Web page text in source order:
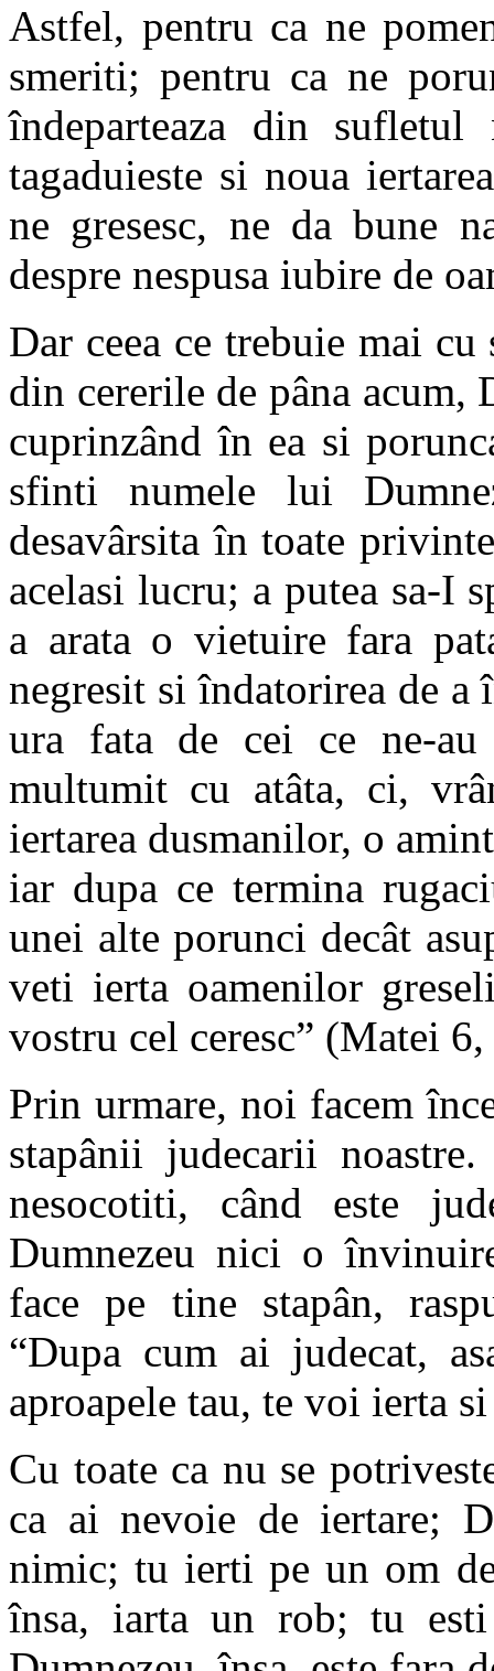
Astfel, pentru ca ne
smeriti; pentru ca ne
îndeparteaza din
tagaduieste si noua
ne gresesc, ne da bune
despre nespusa iubire de
Dar ceea ce trebuie mai cu
din cererile de pâna
cuprinzând în ea si
sfinti numele lui
desavârsita în toate
acelasi lucru; a putea sa-I
a arata o vietuire fara
negresit si îndatorirea de
ura fata de cei ce ne-
multumit cu atâta, ci,
iertarea dusmanilor, o
iar dupa ce termina
unei alte porunci decât
veti ierta oamenilor
vostru cel ceresc” (Matei
Prin urmare, noi facem
stapânii judecarii
nesocotiti, când este
Dumnezeu nici o
face pe tine stapân,
“Dupa cum ai judecat,
aproapele tau, te voi ierta
Cu toate ca nu se
ca ai nevoie de iertare;
nimic; tu ierti pe un om
însa, iarta un rob; tu esti